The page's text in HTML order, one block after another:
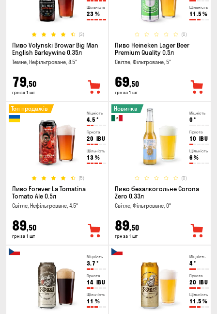
Щільність
23 %
(3)
Пиво Volynski Browar Big Man
English Barleywine 0.35л
Темне, Нефільтроване, 8.5°
79,50
грн за 1 шт
Щільність
11.5 %
(0)
Пиво Heineken Lager Beer
Premium Quality 0.5л
Світле, Фільтроване, 5°
69,50
грн за 1 шт
Міцність
4.5 °
Гіркота
20 IBU
Щільність
13 %
(5)
Топ продажів
Пиво Forever La Tomatina
Tomato Ale 0.5л
Світле, Нефільтроване, 4.5°
89,50
грн за 1 шт
Міцність
0 °
Гіркота
10 IBU
Щільність
6 %
(0)
Новинка
Пиво безалкогольне Corona
Zero 0.33л
Світле, Фільтроване, 0°
89,50
грн за 1 шт
Міцність
3.7 °
Гіркота
14 IBU
Щільність
11 %
Міцність
4°
Гіркота
20 IBU
Щільність
11.5 %